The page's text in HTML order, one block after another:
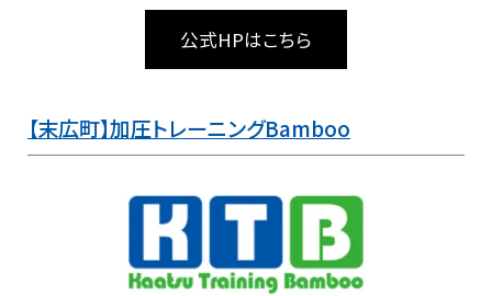
公式HPはこちら
【末広町】加圧トレーニングBamboo